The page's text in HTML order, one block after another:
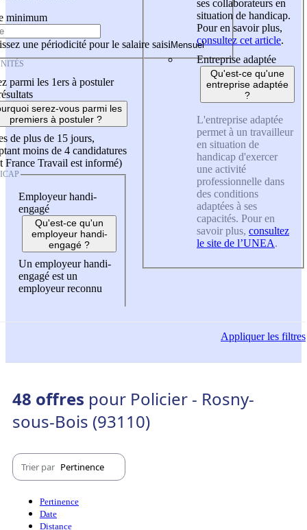
minimum
une périodicité pour le salaire saisi
parmi les 1ers à postuler
serez-vous parmi les
premiers à postuler ?
de plus de 15 jours,
moins de 4 candidatures
France Travail est informé)
Employeur handi-
engagé
Qu'est-ce qu'un
employeur handi-
engagé ?
Un employeur handi-
engagé est un
employeur reconnu
ses collaborateurs en
situation de handicap.
Pour en savoir plus,
consultez cet article.
Entreprise adaptée
Qu'est-ce qu'une
entreprise adaptée
?
L'entreprise adaptée
permet à un travailleur
en situation de
handicap d'exercer
une activité
professionnelle dans
des conditions
adaptées à ses
capacités. Pour en
savoir plus, consultez
le site de l’UNEA.
Appliquerles filtres
48 offres pour Policier - Rosny-
sous-Bois (93110)
Trier par Pertinence
Pertinence
Date
Distance